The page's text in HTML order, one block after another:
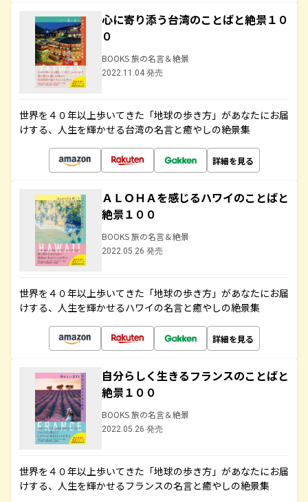
心に寄り添う台湾のことばと絶景１０
０
BOOKS 旅の名言＆絶景
2022.11.04 発売
世界を４０年以上歩いてきた「地球の歩き方」があなたにお届
けする、人生を輝かせる台湾の名言と癒やしの絶景集
詳細を見る
ＡＬＯＨＡを感じるハワイのことばと
絶景１００
BOOKS 旅の名言＆絶景
2022.05.26 発売
世界を４０年以上歩いてきた「地球の歩き方」があなたにお届
けする、人生を輝かせるハワイの名言と癒やしの絶景集
詳細を見る
自分らしく生きるフランスのことばと
絶景１００
BOOKS 旅の名言＆絶景
2022.05.26 発売
世界を４０年以上歩いてきた「地球の歩き方」があなたにお届
けする、人生を輝かせるフランスの名言と癒やしの絶景集